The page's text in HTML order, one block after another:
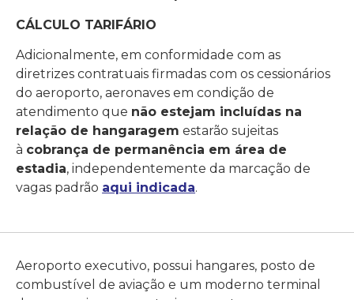
CÁLCULO TARIFÁRIO
Adicionalmente, em conformidade com as
diretrizes contratuais firmadas com os cessionários
do aeroporto, aeronaves em condição de
atendimento que não estejam incluídas na
relação de hangaragem estarão sujeitas
à cobrança de permanência em área de
estadia, independentemente da marcação de
vagas padrão aqui indicada.
Aeroporto executivo, possui hangares, posto de
combustível de aviação e um moderno terminal